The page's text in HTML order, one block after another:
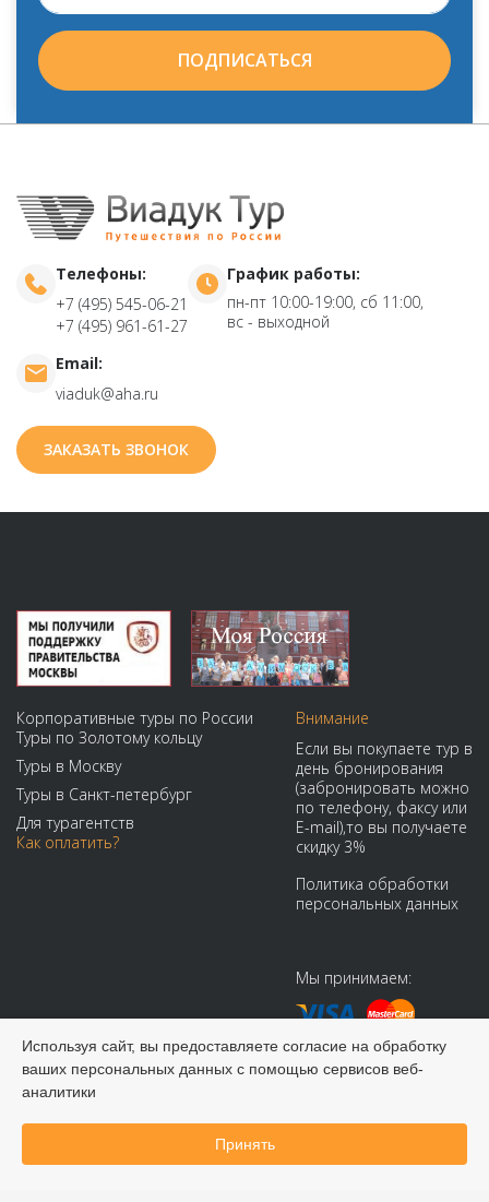
Забронировать онлайн
ПОДПИСАТЬСЯ
Телефоны:
+7 (495) 545-06-21
+7 (495) 961-61-27
График работы:
пн-пт 10:00-19:00, сб 11:00,
вс - выходной
Email:
viaduk@aha.ru
ЗАКАЗАТЬ ЗВОНОК
Корпоративные туры по России
Туры по Золотому кольцу
Туры в Москву
Туры в Санкт-петербург
Для турагентств
Как оплатить?
Внимание
Если вы покупаете тур в
день бронирования
(забронировать можно
по телефону, факсу или
E-mail),то вы получаете
скидку 3%
Политика обработки
персональных данных
Мы принимаем:
© 2008-2026 Виадук Тур - Туры по России и СНГ
Используя сайт, вы предоставляете согласие на обработку
ваших персональных данных с помощью сервисов веб-
аналитики
Принять